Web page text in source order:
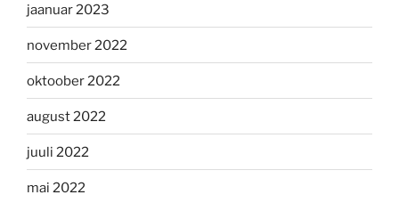
jaanuar 2023
november 2022
oktoober 2022
august 2022
juuli 2022
mai 2022